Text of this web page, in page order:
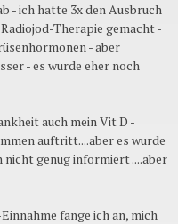
- ich hatte 3x den Ausbruch
Therapie gemacht -
- aber
- es wurde eher noch
auch mein Vit D -
auftritt....aber es wurde
genug informiert ....aber
fange ich an, mich